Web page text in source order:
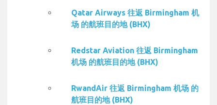
Qatar Airways 往返 Birmingham 机
场 的航班目的地 (BHX)
Redstar Aviation 往返 Birmingham
机场 的航班目的地 (BHX)
RwandAir 往返 Birmingham 机场 的
航班目的地 (BHX)